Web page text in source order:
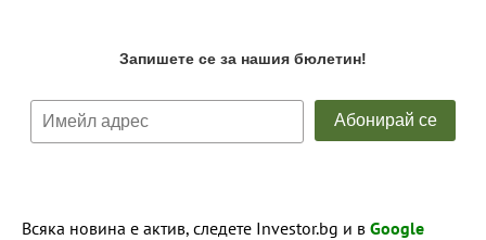
Всяка новина е актив, следете Investor.bg и в Google